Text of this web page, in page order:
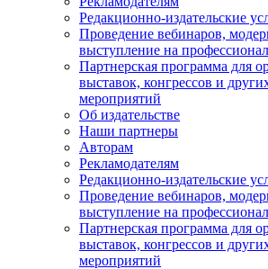
Редакционно-издательские
Проведение вебинаров,
выступление на
Партнерская программа для
выставок, конгрессов и
мероприятий
Об издательстве
Наши партнеры
Авторам
Рекламодателям
Редакционно-издательские
Проведение вебинаров,
выступление на
Партнерская программа для
выставок, конгрессов и
мероприятий